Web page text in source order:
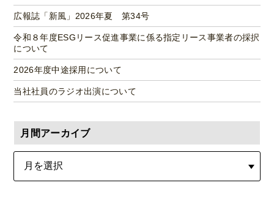
広報誌「新風」2026年夏 第34号
令和８年度ESGリース促進事業に係る指定リース事業者の採択
について
2026年度中途採用について
当社社員のラジオ出演について
月間アーカイブ